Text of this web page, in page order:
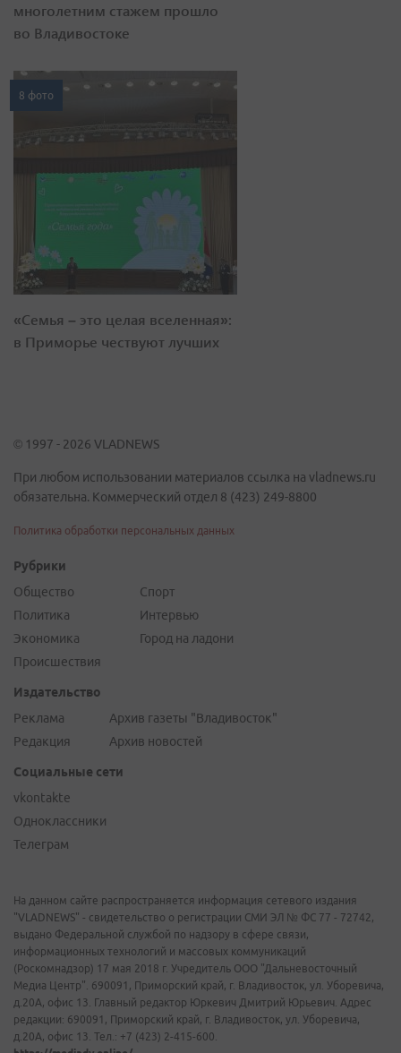
многолетним стажем прошло
во Владивостоке
8 фото
«Семья – это целая вселенная»:
в Приморье чествуют лучших
© 1997 - 2026 VLADNEWS
При любом использовании материалов ссылка на vladnews.ru
обязательна. Коммерческий отдел 8 (423) 249-8800
Политика обработки персональных данных
Рубрики
Общество
Политика
Экономика
Происшествия
Спорт
Интервью
Город на ладони
Издательство
Реклама
Редакция
Архив газеты "Владивосток"
Архив новостей
Социальные сети
vkontakte
Одноклассники
Телеграм
На данном сайте распространяется информация сетевого издания
"VLADNEWS" - свидетельство о регистрации СМИ ЭЛ № ФС 77 - 72742,
выдано Федеральной службой по надзору в сфере связи,
информационных технологий и массовых коммуникаций
(Роскомнадзор) 17 мая 2018 г. Учредитель ООО "Дальневосточный
Медиа Центр". 690091, Приморский край, г. Владивосток, ул. Уборевича,
д.20А, офис 13. Главный редактор Юркевич Дмитрий Юрьевич. Адрес
редакции: 690091, Приморский край, г. Владивосток, ул. Уборевича,
д.20А, офис 13. Тел.: +7 (423) 2-415-600.